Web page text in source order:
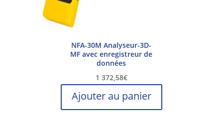
NFA-30M Analyseur-3D-
MF avec enregistreur de
données
1 372,58€
Ajouter au panier